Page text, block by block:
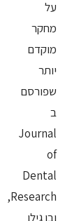
על
מחקר
מוקדם
יותר
שפורסם
ב
Journal
of
Dental
Research,
ובו גילו